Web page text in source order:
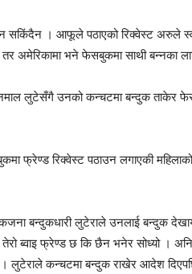
सकिंदैन । आफूले पठाएको रिक्वेस्ट अरुले
अमेरिकामा भने फेसबुकमा साथी बन्नका
लुटेसँगै उनको कन्चटमा बन्दुक ताकेर
फ्रेण्ड रिक्वेस्ट पठाउन लगाएकी
बन्दुकधारी लुटेराले उनलाई बन्दुक
ब्वाइ फ्रेण्ड छ कि छैन भनेर सोध्यो । अनि
लुटेराले कन्चटमा बन्दुक राखेर आदेश